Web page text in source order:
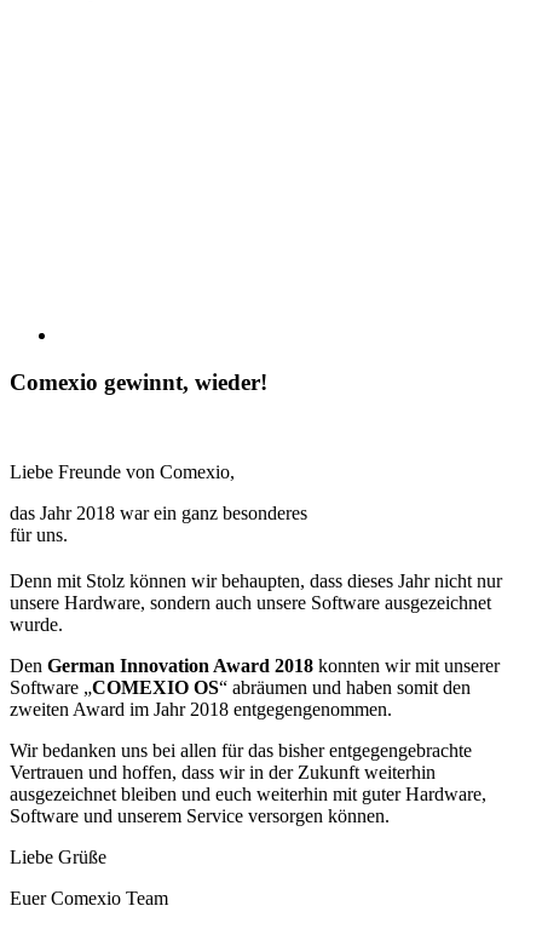
Comexio gewinnt, wieder!
Liebe Freunde von Comexio,
das Jahr 2018 war ein ganz besonderes
für uns.
Denn mit Stolz können wir behaupten, dass dieses Jahr nicht nur
unsere Hardware, sondern auch unsere Software ausgezeichnet
wurde.
Den German Innovation Award 2018 konnten wir mit unserer
Software „COMEXIO OS“ abräumen und haben somit den
zweiten Award im Jahr 2018 entgegengenommen.
Wir bedanken uns bei allen für das bisher entgegengebrachte
Vertrauen und hoffen, dass wir in der Zukunft weiterhin
ausgezeichnet bleiben und euch weiterhin mit guter Hardware,
Software und unserem Service versorgen können.
Liebe Grüße
Euer Comexio Team